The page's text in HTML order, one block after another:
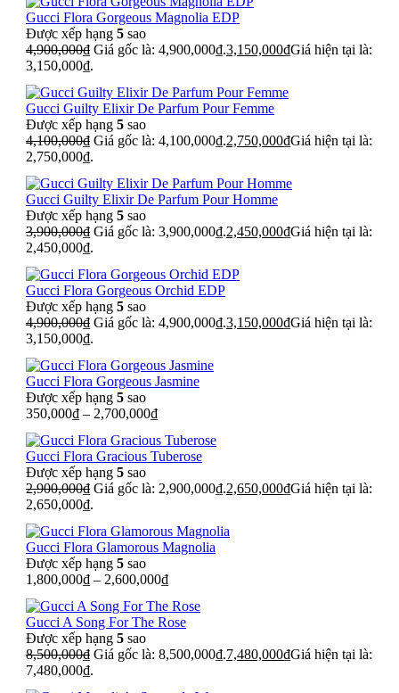
Gucci Flora Gorgeous Magnolia EDP
Được xếp hạng 5 sao
4,900,000₫ Giá gốc là: 4,900,000₫.3,150,000₫Giá hiện tại là:
3,150,000₫.
Gucci Guilty Elixir De Parfum Pour Femme
Được xếp hạng 5 sao
4,100,000₫ Giá gốc là: 4,100,000₫.2,750,000₫Giá hiện tại là:
2,750,000₫.
Gucci Guilty Elixir De Parfum Pour Homme
Được xếp hạng 5 sao
3,900,000₫ Giá gốc là: 3,900,000₫.2,450,000₫Giá hiện tại là:
2,450,000₫.
Gucci Flora Gorgeous Orchid EDP
Được xếp hạng 5 sao
4,900,000₫ Giá gốc là: 4,900,000₫.3,150,000₫Giá hiện tại là:
3,150,000₫.
Gucci Flora Gorgeous Jasmine
Được xếp hạng 5 sao
350,000₫ – 2,700,000₫
Gucci Flora Gracious Tuberose
Được xếp hạng 5 sao
2,900,000₫ Giá gốc là: 2,900,000₫.2,650,000₫Giá hiện tại là:
2,650,000₫.
Gucci Flora Glamorous Magnolia
Được xếp hạng 5 sao
1,800,000₫ – 2,600,000₫
Gucci A Song For The Rose
Được xếp hạng 5 sao
8,500,000₫ Giá gốc là: 8,500,000₫.7,480,000₫Giá hiện tại là:
7,480,000₫.